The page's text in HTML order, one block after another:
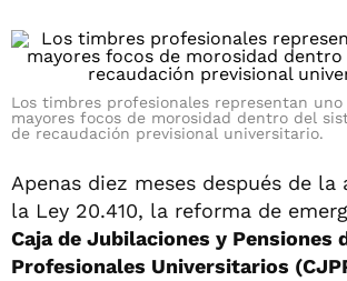
Los timbres profesionales representan uno
mayores focos de morosidad dentro del
de recaudación previsional universitario.
Apenas diez meses después de la
la Ley 20.410, la reforma de
Caja de Jubilaciones y Pensiones
Profesionales Universitarios